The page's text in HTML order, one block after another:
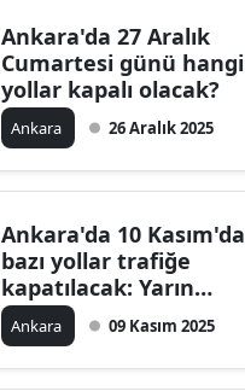
Ankara'da 27 Aralık
Cumartesi günü hangi
yollar kapalı olacak?
Ankara 26 Aralık 2025
Ankara'da 10 Kasım'da
bazı yollar trafiğe
kapatılacak: Yarın
hangi yollar kapalı
olacak?
Ankara 09 Kasım 2025